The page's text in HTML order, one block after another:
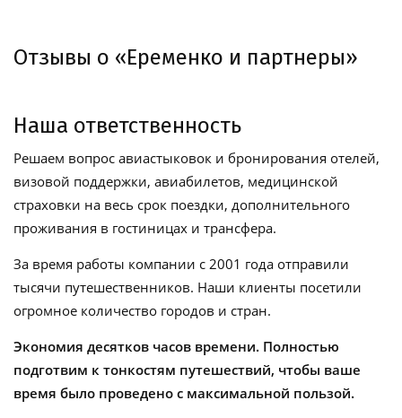
Отзывы о «Еременко и партнеры»
Наша ответственность
Решаем вопрос авиастыковок и бронирования отелей,
визовой поддержки, авиабилетов, медицинской
страховки на весь срок поездки, дополнительного
проживания в гостиницах и трансфера.
За время работы компании с 2001 года отправили
тысячи путешественников. Наши клиенты посетили
огромное количество городов и стран.
Экономия десятков часов времени. Полностью
подготвим к тонкостям путешествий, чтобы ваше
время было проведено с максимальной пользой.